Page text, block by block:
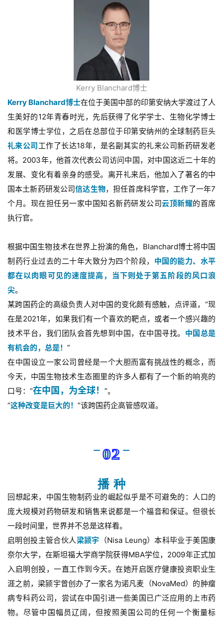
Kerry Blanchard博士
Kerry Blanchard博士在位于美国中部的印第安纳大学渡过了人
生美好的12年青春时光，先后获得了化学学士、生物化学博士
和医学博士学位，之后在总部位于印第安纳州的全球制药巨头
礼来公司 工作了长达18年，是名副其实的礼来公司新药研发老
将。2003年，他首次代表公司访问中国，对中国这近二十年的
发展、变化有着亲身的感受。离开礼来后，他加入了著名的中
国本土新药研发公司信达生物，担任首席科学官，工作了一年7
个月。现在担任另一家中国知名新药研发公司云顶新耀的首席
执行官。
根据中国生物技术在世界上扮演的角色，Blanchard博士将中国
制药行业过去的二十年大致分为四个阶段， 中国的能力、水平
都在以肉眼可见的速度提高，当下则处于第五阶段的风口浪
尖。
某跨国药企的高级负责人对中国的变化颇有感触，点评道，“现
在是2021年，如果我们有一个喜欢的靶点，或者一个感兴趣的
技术平台，我们团队会首先想到中国，在中国寻找。 中国总是
有机会的，总是！ ”
在中国设立一家公司曾经是一个大胆而富有挑战性的概念，而
今天，中国生物技术生态圈里的许多人都有了一个新的响亮的
口号：“在中国，为全球！ ”。
“这种改变是巨大的！ ”该跨国药企高管感叹道。
02
播 种
回想起来，中国生物制药业的崛起似乎是不可避免的：人口的
庞大规模对药物研发和销售来说都是一个福音和保证。但很长
一段时间里，世界并不总是这样看。
启明创投主管合伙人梁颕宇 （Nisa Leung）本科毕业于美国康
奈尔大学，在斯坦福大学商学院获得MBA学位，2009年正式加
入启明创投，一直工作到今天。在她开启医疗健康投资职业生
涯之前，梁颕宇曾创办了一家名为诺凡麦（NovaMed）的肿瘤
病专科药公司，尝试在中国引进一些美国已广泛应用的上市药
物。尽管中国幅员辽阔，但按照美国公司的任何一个衡量标